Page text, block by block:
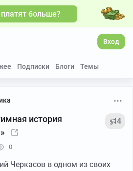
платят больше?
Вход
Подписки Блоги Темы
история
4
0
Черкасов в одном из своих